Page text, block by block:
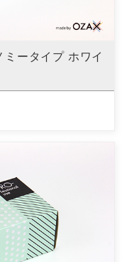
ミータイプ ホワイ